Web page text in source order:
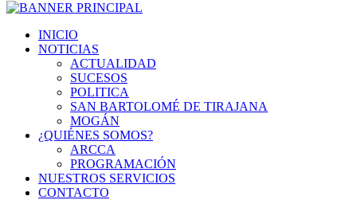
INICIO
NOTICIAS
ACTUALIDAD
SUCESOS
POLITICA
SAN BARTOLOMÉ DE TIRAJANA
MOGÁN
¿QUIÉNES SOMOS?
ARCCA
PROGRAMACIÓN
NUESTROS SERVICIOS
CONTACTO